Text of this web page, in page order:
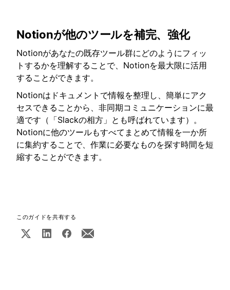
Notionが他のツールを補完、強化
Notionがあなたの既存ツール群にどのようにフィッ
トするかを理解することで、Notionを最大限に活用
することができます。
Notionはドキュメントで情報を整理し、簡単にアク
セスできることから、非同期コミュニケーションに最
適です（「Slackの相方」とも呼ばれています）。
Notionに他のツールもすべてまとめて情報を一か所
に集約することで、作業に必要なものを探す時間を短
縮することができます。
このガイドを共有する